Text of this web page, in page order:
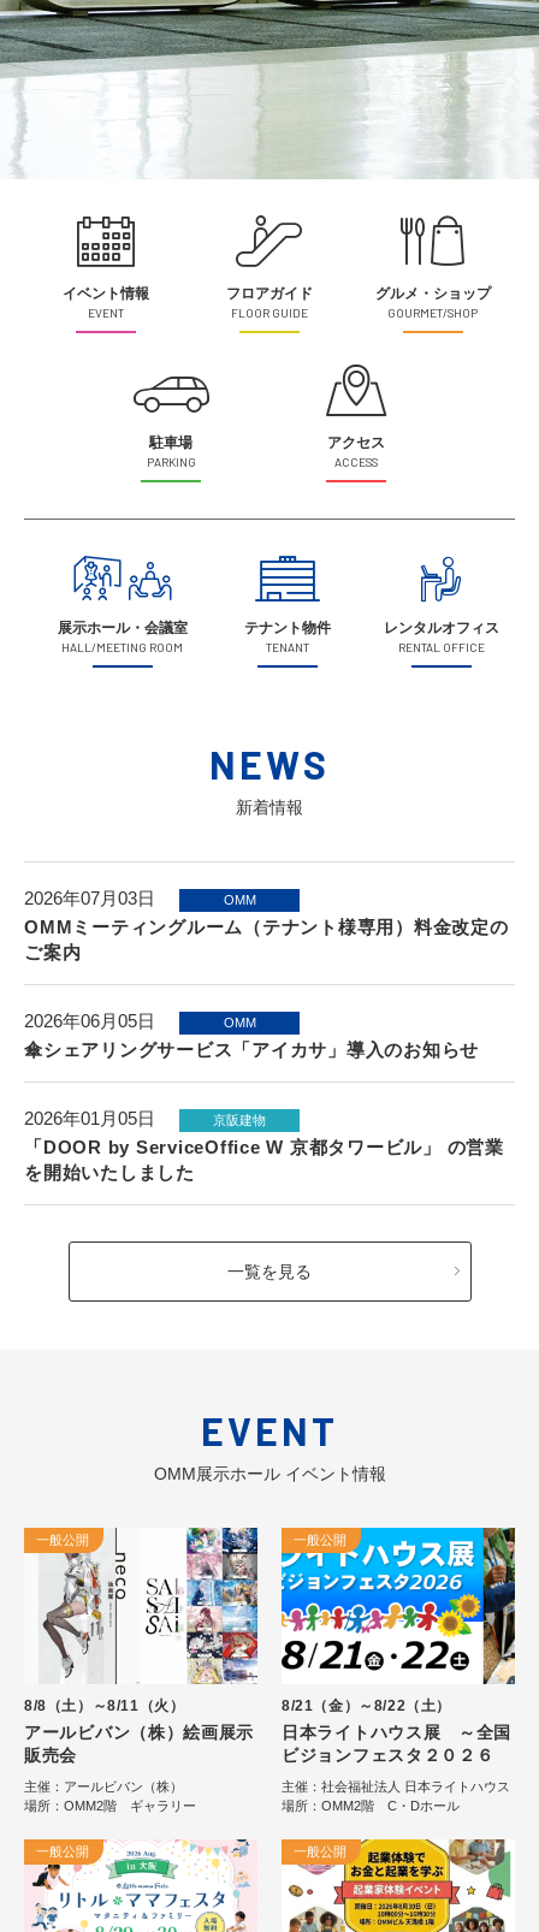
イベント情報
EVENT
フロアガイド
FLOOR GUIDE
グルメ・ショップ
GOURMET/SHOP
駐車場
PARKING
アクセス
ACCESS
展示ホール・会議室
HALL/MEETING ROOM
テナント物件
TENANT
レンタルオフィス
RENTAL OFFICE
NEWS
新着情報
2026年07月03日 OMM
OMMミーティングルーム（テナント様専用）料金改定の
ご案内
2026年06月05日 OMM
傘シェアリングサービス「アイカサ」導入のお知らせ
2026年01月05日 京阪建物
「DOOR by ServiceOffice W 京都タワービル」 の営業
を開始いたしました
一覧を見る
EVENT
OMM展示ホール イベント情報
一般公開
8/8（土）～8/11（火）
アールビバン（株）絵画展示
販売会
主催：アールビバン（株）
場所：OMM2階 ギャラリー
一般公開
8/21（金）～8/22（土）
日本ライトハウス展 ～全国
ビジョンフェスタ２０２６
主催：社会福祉法人 日本ライトハウス
場所：OMM2階 C・Dホール
一般公開 一般公開